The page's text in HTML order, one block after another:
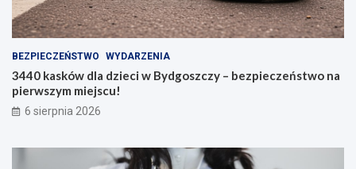
BEZPIECZEŃSTWO WYDARZENIA
3440 kasków dla dzieci w Bydgoszczy – bezpieczeństwo na
pierwszym miejscu!
6 sierpnia 2026